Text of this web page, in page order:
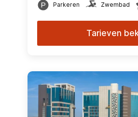
Parkeren Zwembad
Tarieven